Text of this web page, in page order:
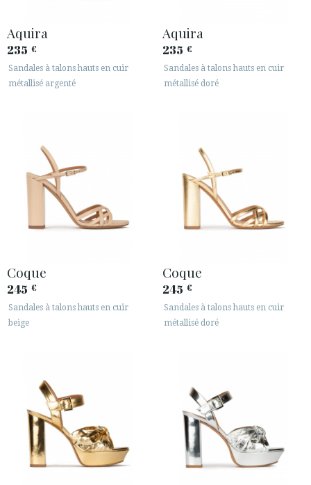
Aquira
235 €
Sandales à talons hauts en cuir
métallisé argenté
Aquira
235 €
Sandales à talons hauts en cuir
métallisé doré
Coque
245 €
Sandales à talons hauts en cuir
beige
Coque
245 €
Sandales à talons hauts en cuir
métallisé doré